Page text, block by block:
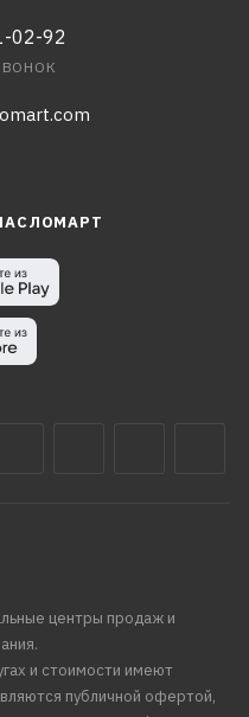
02-92
центры продаж и
и стоимости имеют
публичной офертой,